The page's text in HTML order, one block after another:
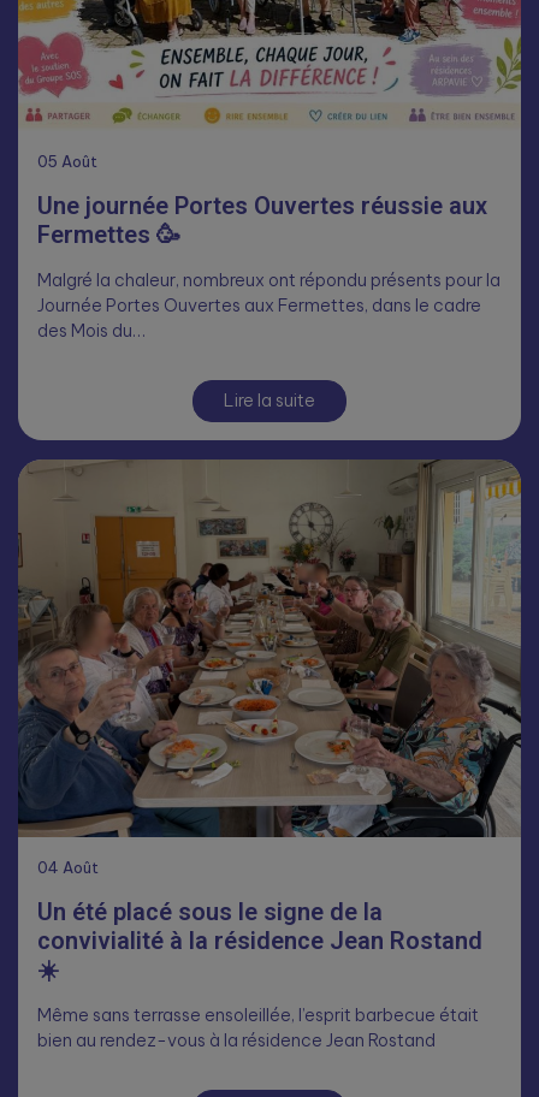
05 Août
Une journée Portes Ouvertes réussie aux
Fermettes 🥳
Malgré la chaleur, nombreux ont répondu présents pour la
Journée Portes Ouvertes aux Fermettes, dans le cadre
des Mois du…
Lire la suite
04 Août
Un été placé sous le signe de la
convivialité à la résidence Jean Rostand
☀️
Même sans terrasse ensoleillée, l’esprit barbecue était
bien au rendez-vous à la résidence Jean Rostand